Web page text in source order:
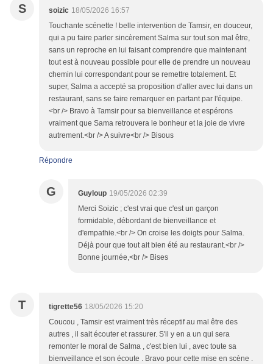
S soizic 18/05/2026 16:57
Touchante scénette ! belle intervention de Tamsir, en douceur,
qui a pu faire parler sincèrement Salma sur tout son mal être,
sans un reproche en lui faisant comprendre que maintenant
tout est à nouveau possible pour elle de prendre un nouveau
chemin lui correspondant pour se remettre totalement. Et
super, Salma a accepté sa proposition d'aller avec lui dans un
restaurant, sans se faire remarquer en partant par l'équipe.
<br /> Bravo à Tamsir pour sa bienveillance et espérons
vraiment que Sama retrouvera le bonheur et la joie de vivre
autrement.<br /> A suivre<br /> Bisous
Répondre
G Guyloup 19/05/2026 02:39
Merci Soizic ; c'est vrai que c'est un garçon
formidable, débordant de bienveillance et
d'empathie.<br /> On croise les doigts pour Salma.
Déjà pour que tout ait bien été au restaurant.<br />
Bonne journée,<br /> Bises
T tigrette56 18/05/2026 15:20
Coucou , Tamsir est vraiment très réceptif au mal être des
autres , il sait écouter et rassurer. S'il y en a un qui sera
remonter le moral de Salma , c'est bien lui , avec toute sa
bienveillance et son écoute . Bravo pour cette mise en scène .